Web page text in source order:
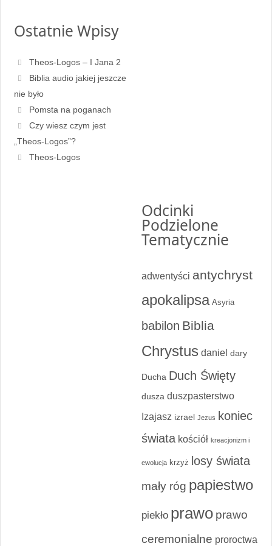
Ostatnie Wpisy
Theos-Logos – I Jana 2
Biblia audio jakiej jeszcze
nie było
Pomsta na poganach
Czy wiesz czym jest
„Theos-Logos”?
Theos-Logos
Odcinki
Podzielone
Tematycznie
adwentyści antychryst
apokalipsa Asyria
babilon Biblia
Chrystus daniel dary
Ducha Duch Święty
dusza duszpasterstwo
Izajasz izrael Jezus
koniec
świata kościół kreacjonizm i
ewolucja krzyż losy świata
mały róg papiestwo
piekło prawo prawo
ceremonialne proroctwa